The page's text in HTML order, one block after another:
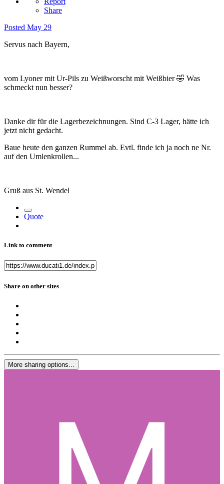
Share
Posted May 29
Servus nach Bayern,
vom Lyoner mit Ur-Pils zu Weißworscht mit Weißbier🤣 Was
schmeckt nun besser?
Danke dir für die Lagerbezeichnungen. Sind C-3 Lager, hätte ich
jetzt nicht gedacht.
Baue heute den ganzen Rummel ab. Evtl. finde ich ja noch ne Nr.
auf den Umlenkrollen...
Gruß aus St. Wendel
Quote
Link to comment
Share on other sites
More sharing options...